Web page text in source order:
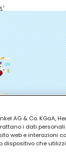
AG & Co. KGaA,
trattano i dati
web e interazioni
dispositivo che